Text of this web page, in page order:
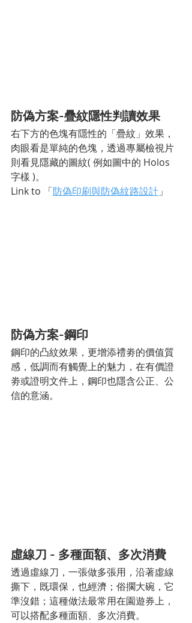
防偽方案-疊紋隱性判讀效果
右下方的色塊有隱性的「疊紋」效果，
肉眼看是單純的色塊，透過專屬檢視片
則看見隱藏的圖紋( 例如圖中的 Holos
字樣 )。
Link to 「防偽印刷與防偽紋路設計 」
防偽方案-鋼印
鋼印的凸紋效果，更增添禮劵的價值質
感，低調而有觸覺上的魅力，在有價證
劵或證明文件上，鋼印也隱含公正、公
信的意涵。
虛線刀 - 多種面額、多次消費
透過虛線刀，一張做多張用，沿著虛線
撕下，既環保，也經濟；俗擱大碗，它
準沒錯；這種做法最常用在園遊券上，
可以搭配多種面額、多次消費。